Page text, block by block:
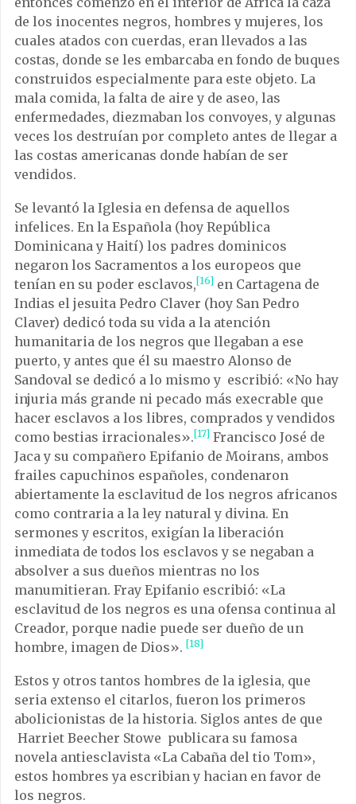
de los inocentes negros, hombres y mujeres, los
cuales atados con cuerdas, eran llevados a las
costas, donde se les embarcaba en fondo de buques
construidos especialmente para este objeto. La
mala comida, la falta de aire y de aseo, las
enfermedades, diezmaban los convoyes, y algunas
veces los destruían por completo antes de llegar a
las costas americanas donde habían de ser
vendidos.
Se levantó la Iglesia en defensa de aquellos
infelices. En la Española (hoy República
Dominicana y Haití) los padres dominicos
negaron los Sacramentos a los europeos que
tenían en su poder esclavos,[16] en Cartagena de
Indias el jesuita Pedro Claver (hoy San Pedro
Claver) dedicó toda su vida a la atención
humanitaria de los negros que llegaban a ese
puerto, y antes que él su maestro Alonso de
Sandoval se dedicó a lo mismo y escribió: «No hay
injuria más grande ni pecado más execrable que
hacer esclavos a los libres, comprados y vendidos
como bestias irracionales».[17] Francisco José de
Jaca y su compañero Epifanio de Moirans, ambos
frailes capuchinos españoles, condenaron
abiertamente la esclavitud de los negros africanos
como contraria a la ley natural y divina. En
sermones y escritos, exigían la liberación
inmediata de todos los esclavos y se negaban a
absolver a sus dueños mientras no los
manumitieran. Fray Epifanio escribió: «La
esclavitud de los negros es una ofensa continua al
Creador, porque nadie puede ser dueño de un
hombre, imagen de Dios». [18]
Estos y otros tantos hombres de la iglesia, que
seria extenso el citarlos, fueron los primeros
abolicionistas de la historia. Siglos antes de que
Harriet Beecher Stowe publicara su famosa
novela antiesclavista «La Cabaña del tio Tom»,
estos hombres ya escribian y hacian en favor de
los negros.